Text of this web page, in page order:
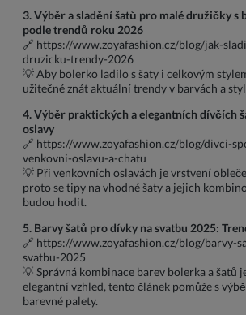
3. Výběr a sladění šatů pro malé družičky s
podle trendů roku 2026
🔗 https://www.zoyafashion.cz/blog/jak-
druzicku-trendy-2026
💡 Aby bolerko ladilo s šaty i celkovým
užitečné znát aktuální trendy v barvách a
4. Výběr praktických a elegantních dívčích
oslavy
🔗 https://www.zoyafashion.cz/blog/divci-
venkovni-oslavu-a-chatu
💡 Při venkovních oslavách je vrstvení
proto se tipy na vhodné šaty a jejich
budou hodit.
5. Barvy šatů pro dívky na svatbu 2025:
🔗 https://www.zoyafashion.cz/blog/barvy-
svatbu-2025
💡 Správná kombinace barev bolerka a šatů
elegantní vzhled, tento článek pomůže s
barevné palety.